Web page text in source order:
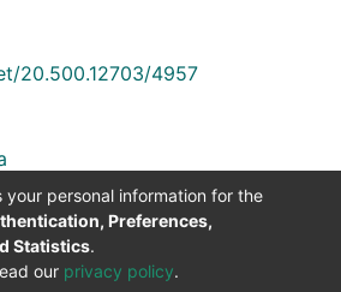
20.500.12703/4957
copyright © 2002-2026
your personal information for the
Preferences,
Statistics.
our privacy policy.